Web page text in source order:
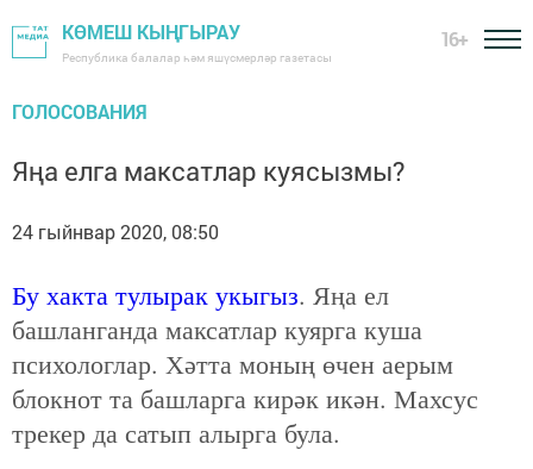
КӨМЕШ КЫҢГЫРАУ
Республика балалар һәм яшүсмерләр газетасы
16+
ГОЛОСОВАНИЯ
Яңа елга максатлар куясызмы?
24 гыйнвар 2020, 08:50
Бу хакта тулырак укыгыз. Яңа ел
башланганда максатлар куярга куша
психологлар. Хәтта моның өчен аерым
блокнот та башларга кирәк икән. Махсус
трекер да сатып алырга була.